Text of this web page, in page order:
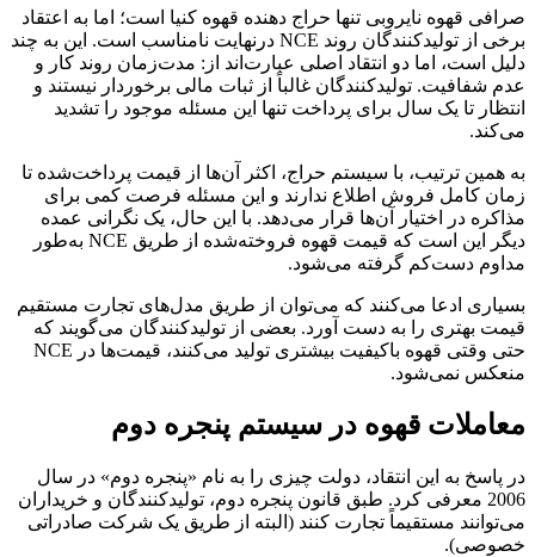
صرافی قهوه نایروبی تنها حراج دهنده قهوه کنیا است؛ اما به اعتقاد
برخی از تولیدکنندگان روند NCE درنهایت نامناسب است. این به چند
دلیل است، اما دو انتقاد اصلی عبارت‌اند از: مدت‌زمان روند کار و
عدم شفافیت. تولیدکنندگان غالباً از ثبات مالی برخوردار نیستند و
انتظار تا یک سال برای پرداخت تنها این مسئله موجود را تشدید
می‌کند.
به همین ترتیب، با سیستم حراج، اکثر آن‌ها از قیمت پرداخت‌شده تا
زمان کامل فروش اطلاع ندارند و این مسئله فرصت کمی برای
مذاکره در اختیار آن‌ها قرار می‌دهد. با این حال، یک نگرانی عمده
دیگر این است که قیمت قهوه فروخته‌شده از طریق NCE به‌طور
مداوم دست‌کم گرفته می‌شود.
بسیاری ادعا می‌کنند که می‌توان از طریق مدل‌های تجارت مستقیم
قیمت بهتری را به دست آورد. بعضی از تولیدکنندگان می‌گویند که
حتی وقتی قهوه باکیفیت بیشتری تولید می‌کنند، قیمت‌ها در NCE
منعکس نمی‌شود.
معاملات قهوه در سیستم پنجره دوم
در پاسخ به این انتقاد، دولت چیزی را به نام «پنجره دوم» در سال
2006 معرفی كرد. طبق قانون پنجره دوم، تولیدکنندگان و خریداران
می‌توانند مستقیماً تجارت کنند (البته از طریق یک شرکت صادراتی
خصوصی).